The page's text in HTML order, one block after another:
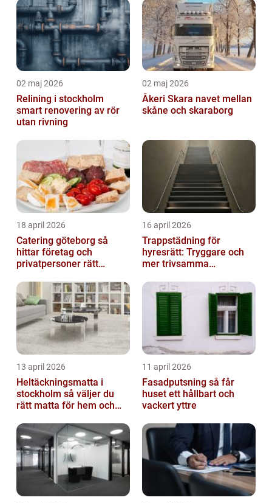
02 maj 2026
Relining i stockholm
smart renovering av rör
utan rivning
02 maj 2026
Åkeri Skara navet mellan
skåne och skaraborg
18 april 2026
Catering göteborg så
hittar företag och
privatpersoner rätt
16 april 2026
Trappstädning för
hyresrätt: Tryggare och
mer trivsamma
13 april 2026
Heltäckningsmatta i
stockholm så väljer du
rätt matta för hem och
11 april 2026
Fasadputsning så får
huset ett hållbart och
vackert yttre